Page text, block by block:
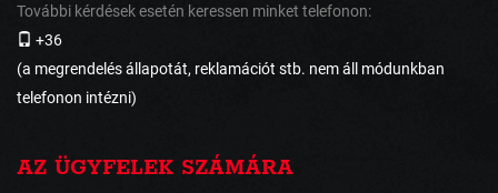
További kérdések esetén keressen minket telefonon:
+36
(a megrendelés állapotát, reklamációt stb. nem áll módunkban
telefonon intézni)
AZ ÜGYFELEK SZÁMÁRA